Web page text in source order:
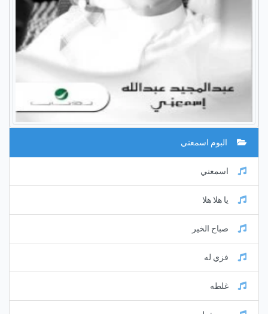
البوم اسمعني
اسمعني
يا هلا هلا
صباح الخير
فزي له
غلطه